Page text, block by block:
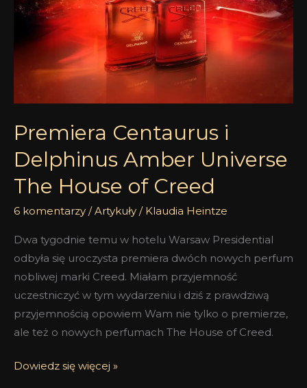
Premiera Centaurus i
Delphinus Amber Universe
The House of Creed
6 komentarzy /Artykuły / Klaudia Heintze
Dwa tygodnie temu w hotelu Warsaw Presidential
odbyła się uroczysta premiera dwóch nowych perfum
nobliwej marki Creed. Miałam przyjemność
uczestniczyć w tym wydarzeniu i dziś z prawdziwą
przyjemnością opowiem Wam nie tylko o premierze,
ale też o nowych perfumach The House of Creed.
Universe
House
Creed
Dowiedz się więcej »